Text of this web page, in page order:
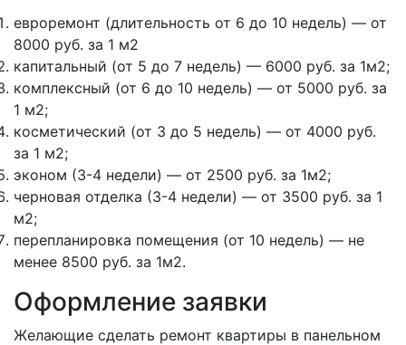
евроремонт (длительность от 6 до 10 недель) — от
8000 руб. за 1 м2
капитальный (от 5 до 7 недель) — 6000 руб. за 1м2;
комплексный (от 6 до 10 недель) — от 5000 руб. за
1 м2;
косметический (от 3 до 5 недель) — от 4000 руб.
за 1 м2;
эконом (3-4 недели) — от 2500 руб. за 1м2;
черновая отделка (3-4 недели) — от 3500 руб. за 1
м2;
перепланировка помещения (от 10 недель) — не
менее 8500 руб. за 1м2.
Оформление заявки
Желающие сделать ремонт квартиры в панельном